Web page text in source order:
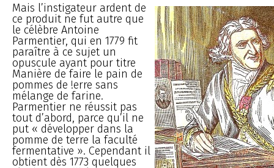
Mais l’instigateur ardent de
ce produit ne fut autre que
le célèbre Antoine
Parmentier, qui en 1779 fit
paraître à ce sujet un
opuscule ayant pour titre
Manière de faire le pain de
pommes de !erre sans
mélange de farine.
Parmentier ne réussit pas
tout d’abord, parce qu’il ne
put « développer dans la
pomme de terre la faculté
fermentative ». Cependant il
obtient dès 1773 quelques